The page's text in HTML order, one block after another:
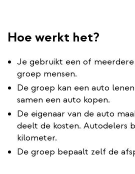
Hoe werkt het?
Je gebruikt een of
groep mensen.
De groep kan een auto
samen een auto kopen.
De eigenaar van de auto
deelt de kosten. Autodelers
kilometer.
De groep bepaalt zelf de